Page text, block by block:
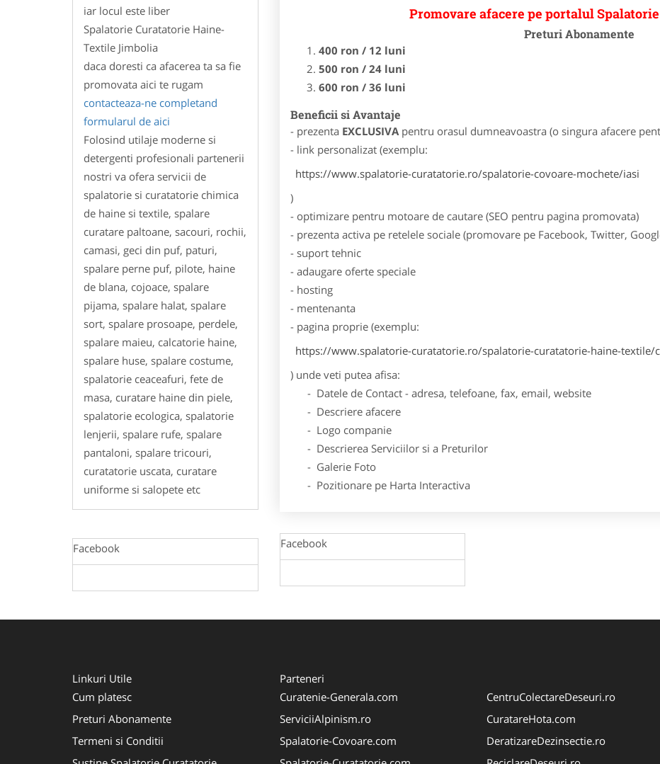
iar locul este liber
Spalatorie Curatatorie Haine-
Textile Jimbolia
daca doresti ca afacerea ta sa fie
promovata aici te rugam
contacteaza-ne completand
formularul de aici
Folosind utilaje moderne si
detergenti profesionali partenerii
nostri va ofera servicii de
spalatorie si curatatorie chimica
de haine si textile, spalare
curatare paltoane, sacouri, rochii,
camasi, geci din puf, paturi,
spalare perne puf, pilote, haine
de blana, cojoace, spalare
pijama, spalare halat, spalare
sort, spalare prosoape, perdele,
spalare maieu, calcatorie haine,
spalare huse, spalare costume,
spalatorie ceaceafuri, fete de
masa, curatare haine din piele,
spalatorie ecologica, spalatorie
lenjerii, spalare rufe, spalare
pantaloni, spalare tricouri,
curatatorie uscata, curatare
uniforme si salopete etc
Facebook
Promovare afacere pe portalul
Preturi Abonamente
400 ron / 12 luni
500 ron / 24 luni
600 ron / 36 luni
Beneficii si Avantaje
- prezenta EXCLUSIVApentru orasul dumneavoastra (o singura afacere
- link personalizat (exemplu:
https://www.spalatorie-curatatorie.ro/spalatorie-covoare-mochete/iasi
)
- optimizare pentru motoare de cautare (SEO pentru pagina promovata)
- prezenta activa pe retelele sociale (promovare pe Facebook, Twitter,
- suport tehnic
- adaugare oferte speciale
- hosting
- mentenanta
- pagina proprie (exemplu:
https://www.spalatorie-curatatorie.ro/spalatorie-curatatorie-haine-textile/
) unde veti putea afisa:
- Datele de Contact - adresa, telefoane, fax, email, website
- Descriere afacere
- Logo companie
- Descrierea Serviciilor si a Preturilor
- Galerie Foto
- Pozitionare pe Harta Interactiva
Facebook
Linkuri Utile
Cum platesc
Preturi Abonamente
Termeni si Conditii
Parteneri
Curatenie-Generala.com
ServiciiAlpinism.ro
Spalatorie-Covoare.com
CentruColectareDeseuri.ro
CuratareHota.com
DeratizareDezinsectie.ro